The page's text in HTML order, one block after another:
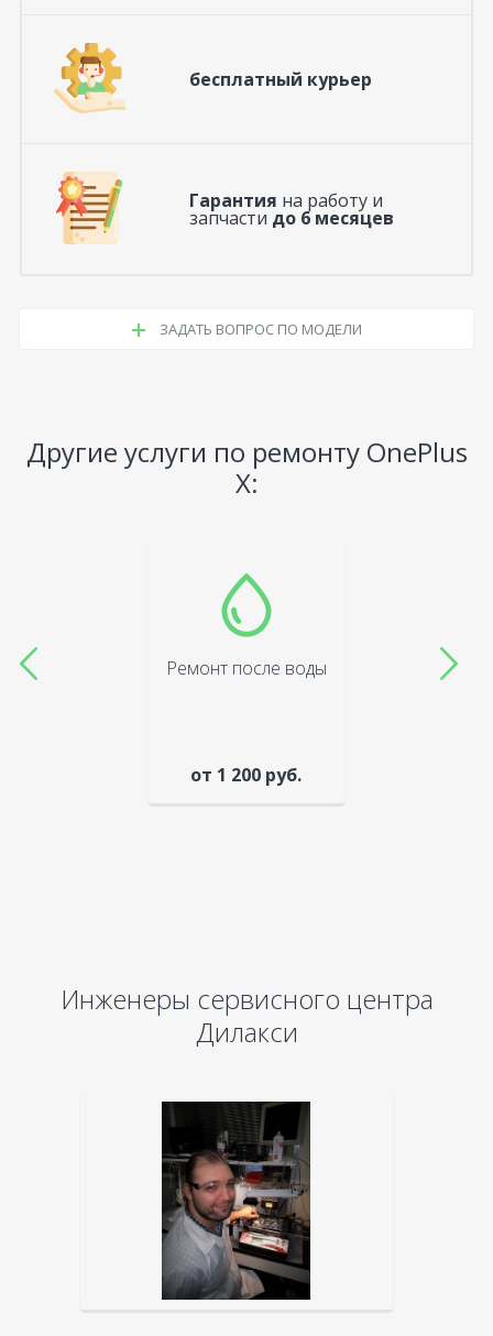
бесплатный курьер
Гарантия на работу и
запчасти до 6 месяцев
ЗАДАТЬ ВОПРОС ПО МОДЕЛИ
Другие услуги по ремонту OnePlus
X:
Ремонт после воды
от 1 200 руб.
Инженеры сервисного центра
Дилакси